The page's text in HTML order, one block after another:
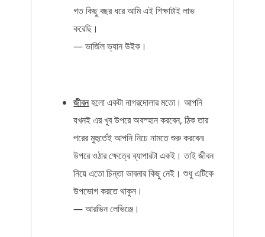
গত কিছু বছর ধরে আমি এই শিক্ষাটাই লাভ
করেছি।
— ভার্জিল ভ্যান উইক।
জীবনহলো একটা নাগরদোলার মতো। আপনি
যখনই এর খুব উপরে অবস্হান করবেন, ঠিক তার
পরের মুহুর্তেই আপনি নিচে নামতে শুরু করবেন৷
উপরে ওঠার ক্ষেত্রে ব্যাপারটা একই। তাই জীবন
নিয়ে এতো চিন্তা ভাবনার কিছু নেই। শুধু এটিকে
উপভোগ করতে থাকুন।
— আরভিন লেভিঞ্জে।